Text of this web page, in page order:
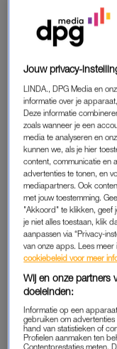
'MEER
VOOR
LINDA.
Zaak tegen vader
Insiya (6) na vijf
voorbij
ADVERTORIAL
Op de fiets met jonge
wordt het ineens
makkelijk
LINDA.
Storing bij
verstuurd
Jouw privacy-
LINDA., DPG Media en
informatie over je
Deze informatie
zoals wanneer je een
media te analyseren en
kunnen we, als je hier
content, communicatie en
advertenties te tonen, en
mediapartners. Ook
met jouw toestemming.
"Akkoord" te klikken, geef
je niet alles toestaan, klik
aanpassen via “Privacy-
van onze apps. Lees
cookiebeleid voor meer
Wij en onze partners
doeleinden:
Informatie op een
gebruiken om
hand van statistieken of
Profielen aanmaken ten
Contentprestaties meten.